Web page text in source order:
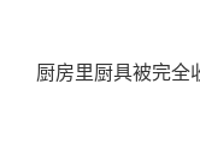
厨房里厨具被完全